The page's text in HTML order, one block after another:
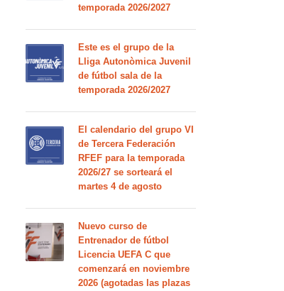
temporada 2026/2027
Este es el grupo de la
Lliga Autonòmica Juvenil
de fútbol sala de la
temporada 2026/2027
El calendario del grupo VI
de Tercera Federación
RFEF para la temporada
2026/27 se sorteará el
martes 4 de agosto
Nuevo curso de
Entrenador de fútbol
Licencia UEFA C que
comenzará en noviembre
2026 (agotadas las plazas